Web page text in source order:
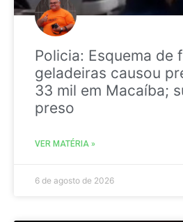
Policia: Esquema de
geladeiras causou
33 mil em Macaíba;
preso
VER MATÉRIA »
6 de agosto de 2026